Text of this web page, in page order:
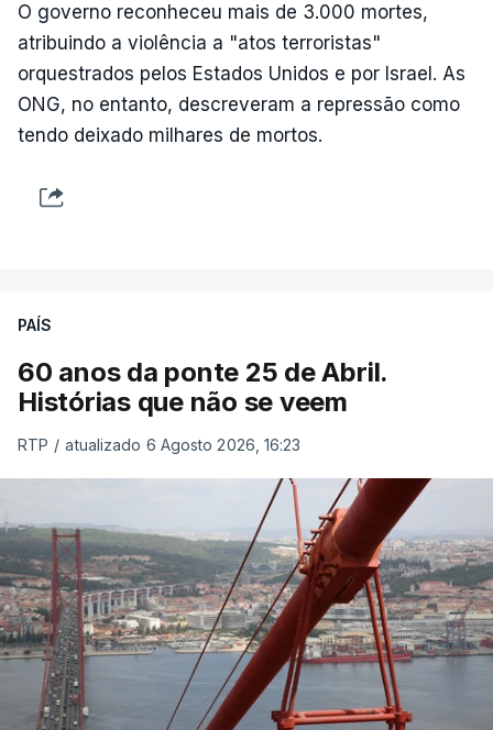
O governo reconheceu mais de 3.000 mortes,
atribuindo a violência a "atos terroristas"
orquestrados pelos Estados Unidos e por Israel. As
ONG, no entanto, descreveram a repressão como
tendo deixado milhares de mortos.
PAÍS
60 anos da ponte 25 de Abril.
Histórias que não se veem
RTP / atualizado 6 Agosto 2026, 16:23